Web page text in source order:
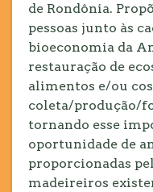
de Rondônia.
pessoas junto às
bioeconomia da
restauração de
alimentos e/ou
coleta/produção/
tornando esse
oportunidade de
proporcionadas
madeireiros